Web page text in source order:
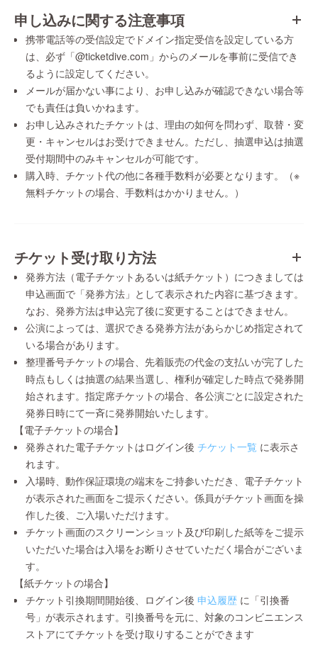
申し込みに関する注意事項
携帯電話等の受信設定でドメイン指定受信を設定している方
は、必ず「@ticketdive.com」からのメールを事前に受信でき
るように設定してください。
メールが届かない事により、お申し込みが確認できない場合等
でも責任は負いかねます。
お申し込みされたチケットは、理由の如何を問わず、取替・変
更・キャンセルはお受けできません。ただし、抽選申込は抽選
受付期間中のみキャンセルが可能です。
購入時、チケット代の他に各種手数料が必要となります。（※
無料チケットの場合、手数料はかかりません。）
チケット受け取り方法
発券方法（電子チケットあるいは紙チケット）につきましては
申込画面で「発券方法」として表示された内容に基づきます。
なお、発券方法は申込完了後に変更することはできません。
公演によっては、選択できる発券方法があらかじめ指定されて
いる場合があります。
整理番号チケットの場合、先着販売の代金の支払いが完了した
時点もしくは抽選の結果当選し、権利が確定した時点で発券開
始されます。指定席チケットの場合、各公演ごとに設定された
発券日時にて一斉に発券開始いたします。
【電子チケットの場合】
発券された電子チケットはログイン後 チケット一覧 に表示さ
れます。
入場時、動作保証環境の端末をご持参いただき、電子チケット
が表示された画面をご提示ください。係員がチケット画面を操
作した後、ご入場いただけます。
チケット画面のスクリーンショット及び印刷した紙等をご提示
いただいた場合は入場をお断りさせていただく場合がございま
す。
【紙チケットの場合】
チケット引換期間開始後、ログイン後 申込履歴 に「引換番
号」が表示されます。引換番号を元に、対象のコンビニエンス
ストアにてチケットを受け取りすることができます